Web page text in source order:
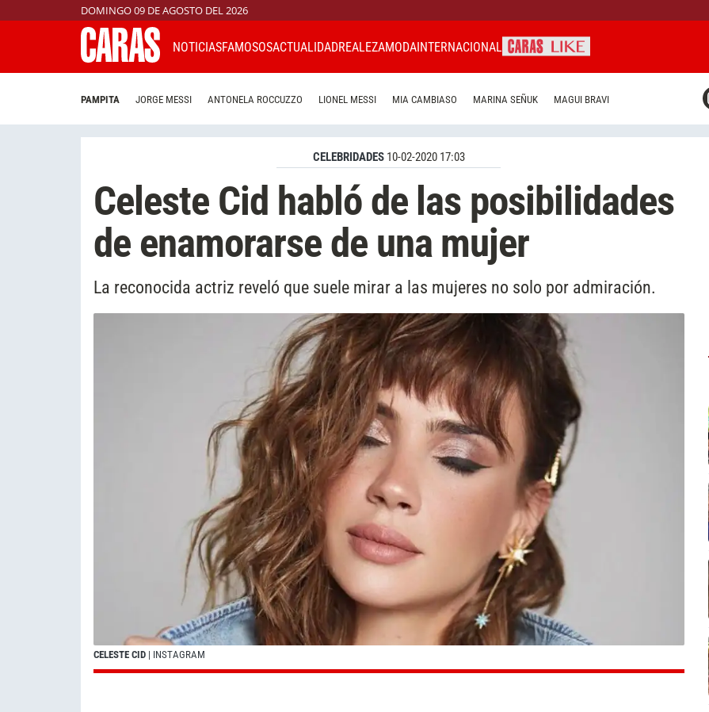
DOMINGO 09 DE AGOSTO DEL 2026
NOTICIASFAMOSOSACTUALIDADREALEZAMODAINTERNACIONAL
PAMPITA JORGE MESSI ANTONELA ROCCUZZO LIONEL MESSI MIA CAMBIASO MARINA SEÑUK MAGUI BRAVI
CELEBRIDADES 10-02-2020 17:03
Celeste Cid habló de las posibilidades
de enamorarse de una mujer
La reconocida actriz reveló que suele mirar a las mujeres no solo por admiración.
CELESTE CID | INSTAGRAM